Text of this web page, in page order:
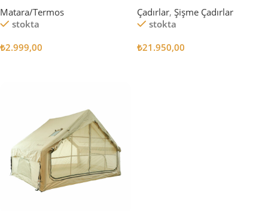
Matara/Termos
stokta
₺2.999,00
Çadırlar, Şişme Çadırlar
stokta
₺21.950,00